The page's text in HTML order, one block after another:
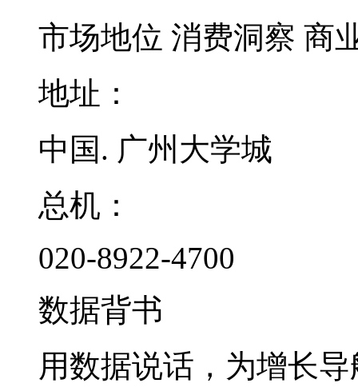
市场地位 消费洞察 商
地址：
中国. 广州大学城
总机：
020-8922-4700
数据背书
用数据说话，为增长导